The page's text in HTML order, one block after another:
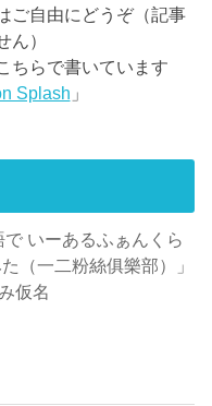
ご自由にどうぞ（記事
ん）
ちらで書いています
Splash 」
で いーあるふぁんくら
（一二粉絲俱樂部）」
仮名